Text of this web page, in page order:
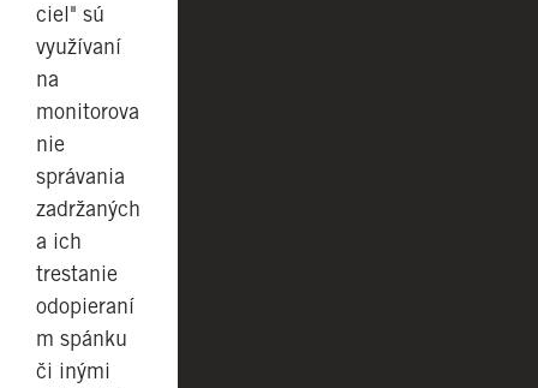
ciel" sú
využívaní
na
monitorova
nie
správania
zadržaných
a ich
trestanie
odopieraní
m spánku
či inými